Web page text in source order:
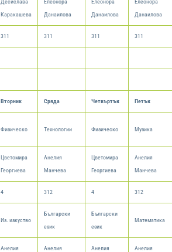
Десислава
Каракашева
Елеонора
Данаилова
Елеонора
Данаилова
Елеонора
Данаилова
311 311 311 311
Вторник Сряда Четвъртък Петък
Физическо Технологии Физическо Музика
Цветомира
Георгиева
Анелия
Манчева
Цветомира
Георгиева
Анелия
Манчева
4 312 4 312
Из. изкуство
Български
език
Български
език
Математика
Анелия
Анелия
Анелия
Анелия